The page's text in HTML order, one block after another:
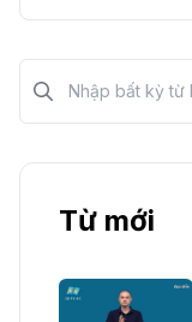
Tìm kiếm?>
Từ mới